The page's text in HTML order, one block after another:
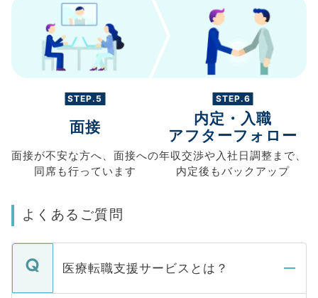
STEP.5
面接
面接が不安な方へ、 面接への
同席も行っています
STEP.6
内定・入職
アフターフォロー
年収交渉や入社日調整まで、
内定後もバックアップ
よくあるご質問
医療転職支援サービスとは？